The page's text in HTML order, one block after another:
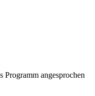
Programm angesprochen